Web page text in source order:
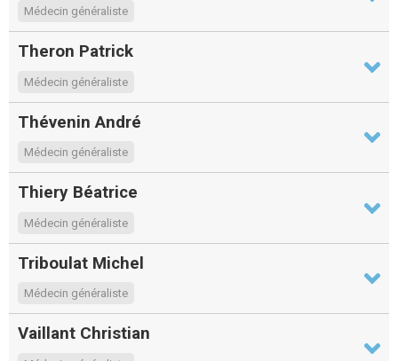
Médecin généraliste
Theron Patrick
Médecin généraliste
Thévenin André
Médecin généraliste
Thiery Béatrice
Médecin généraliste
Triboulat Michel
Médecin généraliste
Vaillant Christian